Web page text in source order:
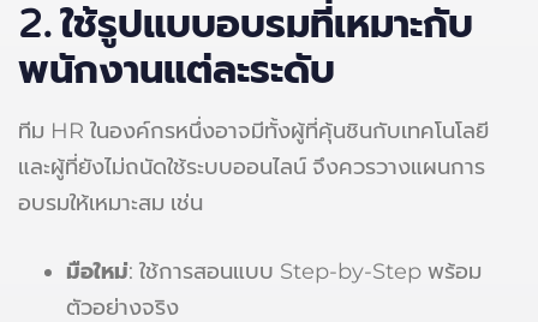
2.ใช้รูปแบบอบรมที่เหมาะกับ
พนักงานแต่ละระดับ
ทีม HR ในองค์กรหนึ่งอาจมีทั้งผู้ที่คุ้นชินกับเทคโนโลยี
และผู้ที่ยังไม่ถนัดใช้ระบบออนไลน์ จึงควรวางแผนการ
อบรมให้เหมาะสม เช่น
มือใหม่: ใช้การสอนแบบ Step-by-Step พร้อม
ตัวอย่างจริง